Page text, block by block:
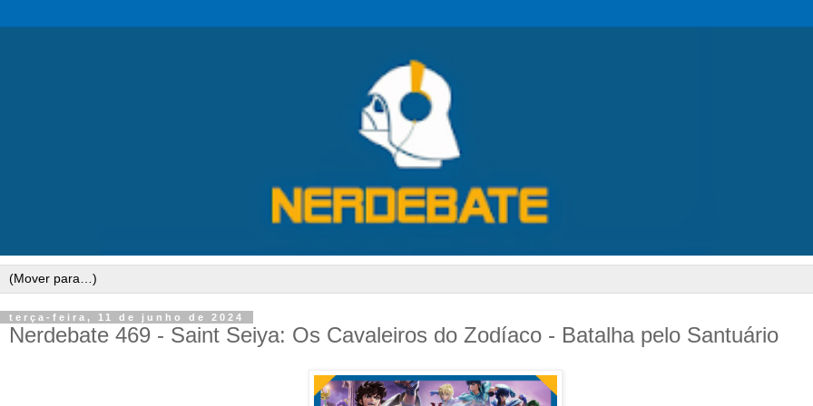
terça-feira, 11 de junho de 2024
Nerdebate 469 - Saint Seiya: Os Cavaleiros do Zodíaco - Batalha pelo Santuário